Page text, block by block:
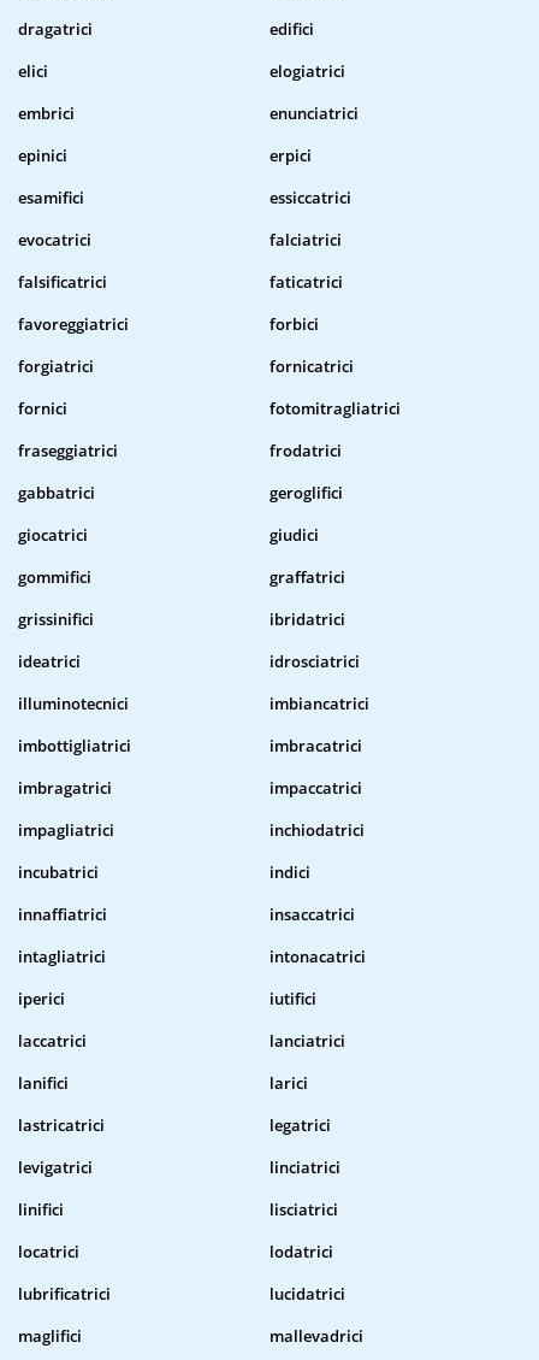
dragatrici
edifici
elici
elogiatrici
embrici
enunciatrici
epinici
erpici
esamifici
essiccatrici
evocatrici
falciatrici
falsificatrici
faticatrici
favoreggiatrici
forbici
forgiatrici
fornicatrici
fornici
fotomitragliatrici
fraseggiatrici
frodatrici
gabbatrici
geroglifici
giocatrici
giudici
gommifici
graffatrici
grissinifici
ibridatrici
ideatrici
idrosciatrici
illuminotecnici
imbiancatrici
imbottigliatrici
imbracatrici
imbragatrici
impaccatrici
impagliatrici
inchiodatrici
incubatrici
indici
innaffiatrici
insaccatrici
intagliatrici
intonacatrici
iperici
iutifici
laccatrici
lanciatrici
lanifici
larici
lastricatrici
legatrici
levigatrici
linciatrici
linifici
lisciatrici
locatrici
lodatrici
lubrificatrici
lucidatrici
maglifici
mallevadrici